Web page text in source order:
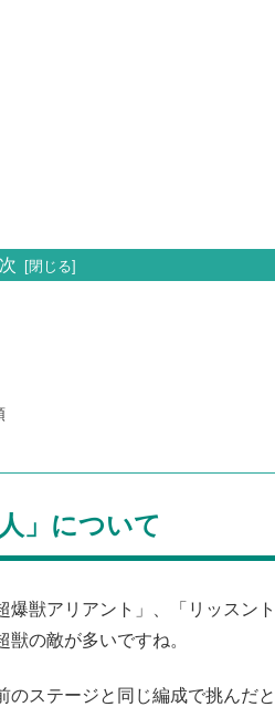
」について
獣アリアント」、「リッスン
の敵が多いですね。
ステージと同じ編成で挑んだ